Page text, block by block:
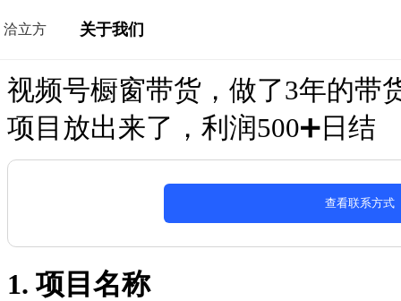
洽立方 关于我们
视频号橱窗带货，做了3年的带
项目放出来了，利润500➕日结
查看联系方式
1. 项目名称